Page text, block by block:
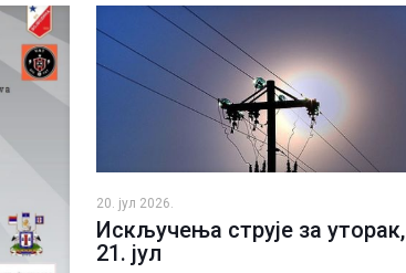
20. јул 2026.
Искључења струје за уторак,
21. јул